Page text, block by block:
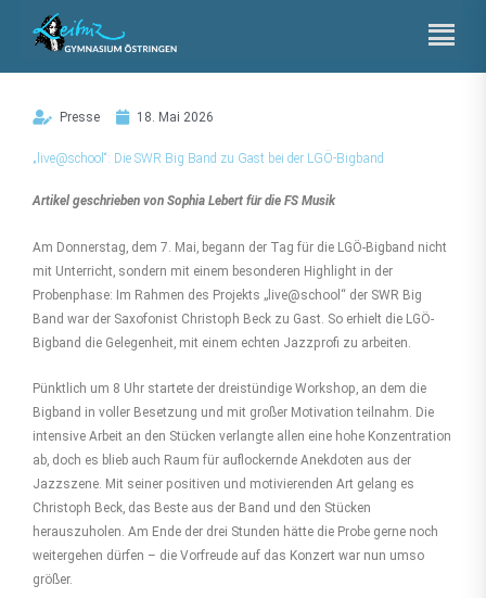
Presse 18. Mai 2026
„live@school“: Die SWR Big Band zu Gast bei der LGÖ-Bigband
Artikel geschrieben von Sophia Lebert für die FS Musik
Am Donnerstag, dem 7. Mai, begann der Tag für die LGÖ-Bigband nicht
mit Unterricht, sondern mit einem besonderen Highlight in der
Probenphase: Im Rahmen des Projekts „live@school“ der SWR Big
Band war der Saxofonist Christoph Beck zu Gast. So erhielt die LGÖ-
Bigband die Gelegenheit, mit einem echten Jazzprofi zu arbeiten.
Pünktlich um 8 Uhr startete der dreistündige Workshop, an dem die
Bigband in voller Besetzung und mit großer Motivation teilnahm. Die
intensive Arbeit an den Stücken verlangte allen eine hohe Konzentration
ab, doch es blieb auch Raum für auflockernde Anekdoten aus der
Jazzszene. Mit seiner positiven und motivierenden Art gelang es
Christoph Beck, das Beste aus der Band und den Stücken
herauszuholen. Am Ende der drei Stunden hätte die Probe gerne noch
weitergehen dürfen – die Vorfreude auf das Konzert war nun umso
größer.